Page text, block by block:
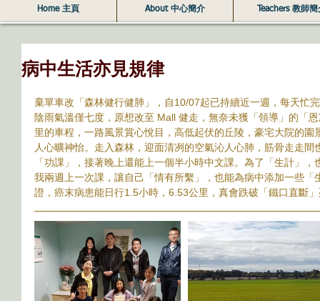
Home 主頁 About 中心簡介 Teachers 教師簡
病中生活亦見規律
棄單車改「森林健行健肺」，自10/07起已持續近一週，每天忙
陰雨氣溫僅七度，原想改至 Mall 健走，無奈未獲「領導」的「
里的車程，一路風景賞心悅目，高低起伏的丘陵，豪宅大院的
人心曠神怡。走入森林，迎面清冽的空氣沁人心肺，筋骨走走
「功課」，接著晚上還能上一個半小時中文課。為了「生計」
我兩週上一次課，讓自己「情有所繫」，也能為病中添加一些
證，癌末病患能日行1.5小時，6.53公里，真會跌破「鐵口直斷